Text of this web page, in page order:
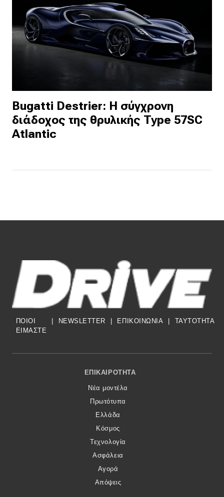
Bugatti Destrier: Η σύγχρονη
διάδοχος της θρυλικής Type 57SC
Atlantic
ΠΟΙΟΙ
ΕΙΜΑΣΤΕ
| NEWSLETTER | ΕΠΙΚΟΙΝΩΝΙΑ | TAYTOTHTA
Footer Menu
ΕΠΙΚΑΙΡΌΤΗΤΑ
Νέα μοντέλα
Πρωτότυπα
Ελλάδα
Κόσμος
Τεχνολογία
Ασφάλεια
Αγορά
Απόψεις